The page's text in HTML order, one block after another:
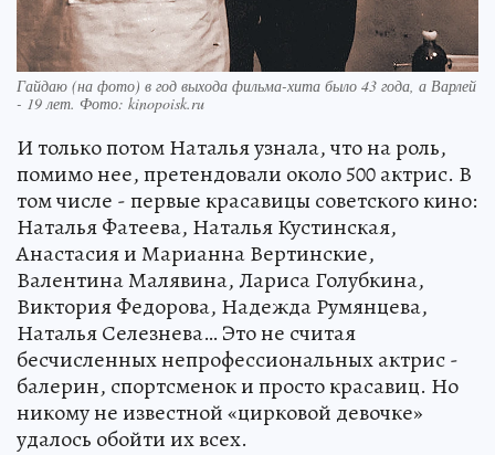
Гайдаю (на фото) в год выхода фильма-хита было 43 года, а Варлей
- 19 лет. Фото: kinopoisk.ru
И только потом Наталья узнала, что на роль,
помимо нее, претендовали около 500 актрис. В
том числе - первые красавицы советского кино:
Наталья Фатеева, Наталья Кустинская,
Анастасия и Марианна Вертинские,
Валентина Малявина, Лариса Голубкина,
Виктория Федорова, Надежда Румянцева,
Наталья Селезнева… Это не считая
бесчисленных непрофессиональных актрис -
балерин, спортсменок и просто красавиц. Но
никому не известной «цирковой девочке»
удалось обойти их всех.